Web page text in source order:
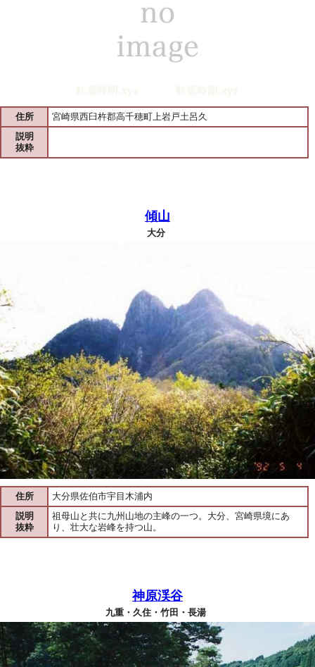
住所
宮崎県西臼杵郡高千穂町上岩戸土呂久
説明
抜粋
傾山
大分
住所
大分県佐伯市宇目木浦内
説明
抜粋
祖母山と共に九州山地の主峰の一つ。大分、宮崎県境にあ
り、壮大な岩峰を持つ山。
神原渓谷
九重・久住・竹田・長湯